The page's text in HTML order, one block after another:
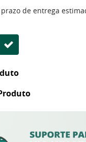
de entrega